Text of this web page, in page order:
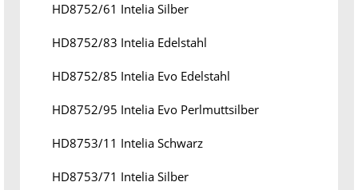
HD8752/61 Intelia Silber
HD8752/83 Intelia Edelstahl
HD8752/85 Intelia Evo Edelstahl
HD8752/95 Intelia Evo Perlmuttsilber
HD8753/11 Intelia Schwarz
HD8753/71 Intelia Silber